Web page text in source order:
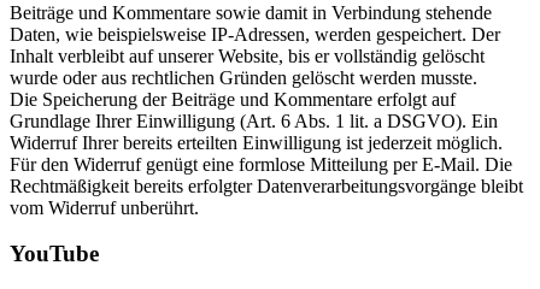
Beiträge und Kommentare sowie damit in Verbindung stehende
Daten, wie beispielsweise IP-Adressen, werden gespeichert. Der
Inhalt verbleibt auf unserer Website, bis er vollständig gelöscht
wurde oder aus rechtlichen Gründen gelöscht werden musste.
Die Speicherung der Beiträge und Kommentare erfolgt auf
Grundlage Ihrer Einwilligung (Art. 6 Abs. 1 lit. a DSGVO). Ein
Widerruf Ihrer bereits erteilten Einwilligung ist jederzeit möglich.
Für den Widerruf genügt eine formlose Mitteilung per E-Mail. Die
Rechtmäßigkeit bereits erfolgter Datenverarbeitungsvorgänge bleibt
vom Widerruf unberührt.
YouTube